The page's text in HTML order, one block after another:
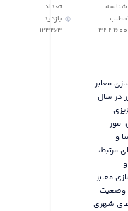
شناسه
مطلب:
3441600
تعداد
بازدید :
123263
معابر
در سال
و
مرتبط،
معابر
وضعیت
شهری